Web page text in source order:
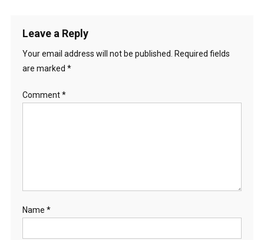
Leave a Reply
Your email address will not be published. Required fields
are marked *
Comment*
Name *